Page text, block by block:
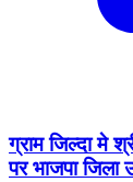
ग्राम जिल्दा मे
पर भाजपा जिला